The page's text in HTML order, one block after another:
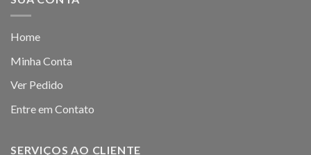
Home
Minha Conta
Ver Pedido
Entre em Contato
SERVIÇOS AO CLIENTE